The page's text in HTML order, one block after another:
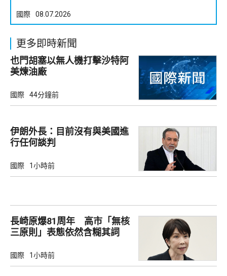
國際 08.07.2026
更多即時新聞
也門胡塞以無人機打擊沙特阿
美煉油廠
國際 44分鐘前
伊朗外長：目前沒有與美國進
行任何談判
國際 1小時前
長崎原爆81周年 高市「無核
三原則」表態依然含糊其詞
國際 1小時前